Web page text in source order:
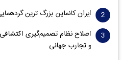
ایران کانماین بزرگ ترین
اصلاح نظام تصمیم‌گیری
و تجارب جهانی